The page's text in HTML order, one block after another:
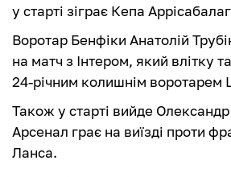
у старті зіграє Кепа
Воротар Бенфіки Анатолій
на матч з Інтером, який влітку
24-річним колишнім воротарем
Також у старті вийде
Арсенал грає на виїзді проти
Ланса.